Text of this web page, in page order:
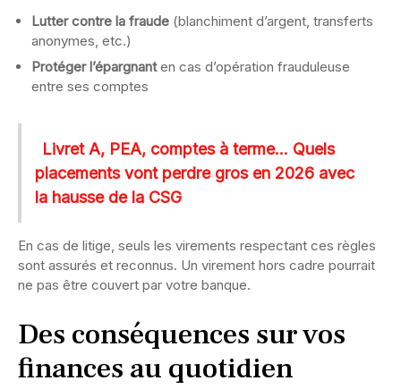
Lutter contre la fraude (blanchiment d’argent, transferts
anonymes, etc.)
Protéger l’épargnanten cas d’opération frauduleuse
entre ses comptes
Livret A, PEA, comptes à terme... Quels
placements vont perdre gros en 2026 avec
la hausse de la CSG
En cas de litige, seuls les virements respectant ces règles
sont assurés et reconnus. Un virement hors cadre pourrait
ne pas être couvert par votre banque.
Des conséquences sur vos
finances au quotidien